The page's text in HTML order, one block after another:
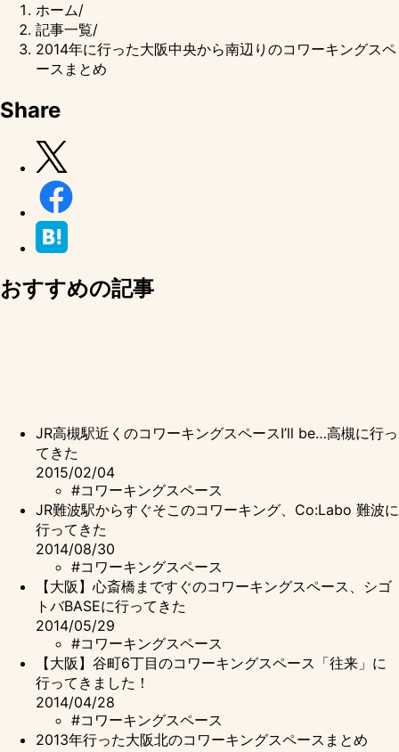
ホーム/
記事一覧/
2014年に行った大阪中央から南辺りのコワーキングスペ
ースまとめ
Share
おすすめの記事
JR高槻駅近くのコワーキングスペースI’ll be…高槻に行っ
てきた
2015/02/04
#コワーキングスペース
JR難波駅からすぐそこのコワーキング、Co:Labo 難波に
行ってきた
2014/08/30
#コワーキングスペース
【大阪】心斎橋まですぐのコワーキングスペース、シゴ
トバBASEに行ってきた
2014/05/29
#コワーキングスペース
【大阪】谷町6丁目のコワーキングスペース「往来」に
行ってきました！
2014/04/28
#コワーキングスペース
2013年行った大阪北のコワーキングスペースまとめ